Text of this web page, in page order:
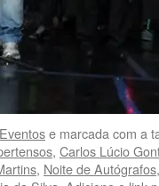
Eventose marcada com a
, Carlos Lúcio
, Noite de Autógrafos